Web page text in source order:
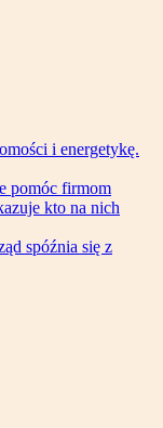
i energetykę.
pomóc firmom
kto na nich
spóźnia się z